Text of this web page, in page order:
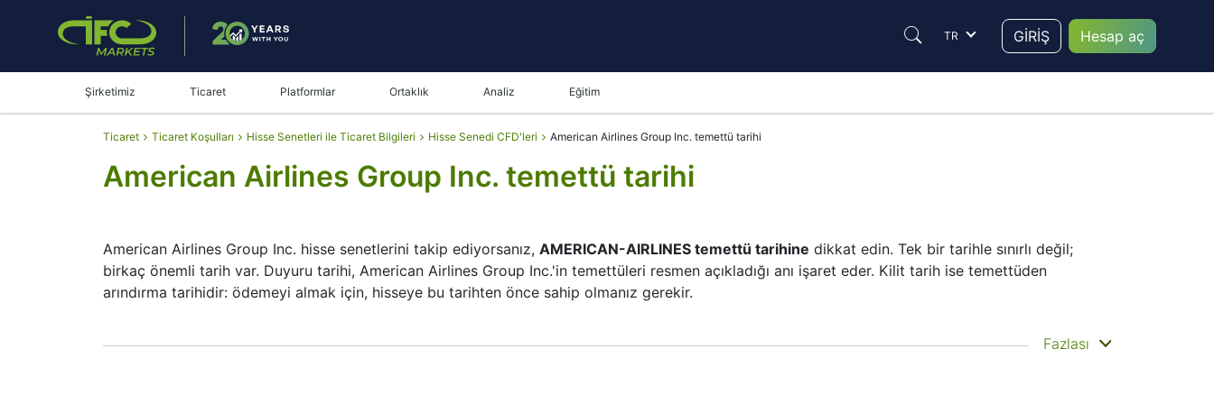
TR GİRİŞ Hesap aç
Şirketimiz Ticaret Platformlar Ortaklık Analiz Eğitim
Ticaret Ticaret Koşulları Hisse Senetleri ile Ticaret Bilgileri Hisse Senedi CFD'leri American Airlines Group Inc. temettü tarihi
American Airlines Group Inc. temettü tarihi
American Airlines Group Inc. hisse senetlerini takip ediyorsanız, AMERICAN-AIRLINES temettü tarihine dikkat edin. Tek bir tarihle sınırlı değil;
birkaç önemli tarih var. Duyuru tarihi, American Airlines Group Inc.'in temettüleri resmen açıkladığı anı işaret eder. Kilit tarih ise temettüden
arındırma tarihidir: ödemeyi almak için, hisseye bu tarihten önce sahip olmanız gerekir.
Hissedar kayıt tarihi, American Airlines Group Inc.'in hissedar listesini doğruladığı andır. Temettü tarihi ise hissedarların paralarını fiilen aldıkları
Fazlası